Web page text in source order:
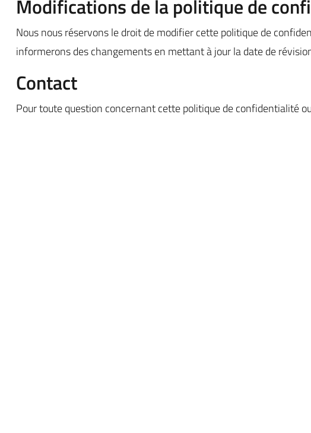
Modifications de la politique de
Nous nous réservons le droit de modifier cette politique de
informerons des changements en mettant à jour la date de
Contact
Pour toute question concernant cette politique de confidentialité